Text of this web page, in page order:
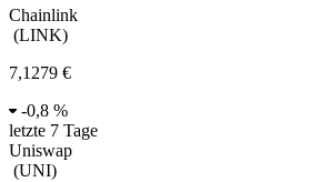
Chainlink
(LINK)
7,1279 €
-0,8 %
letzte 7 Tage
Uniswap
(UNI)